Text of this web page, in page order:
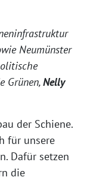
Neumünster
Grünen,Nelly
der Schiene.
für unsere
Dafür setzen
die